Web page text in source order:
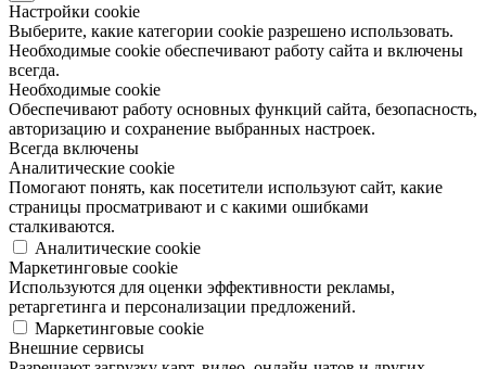
Настройки cookie
Выберите, какие категории cookie разрешено использовать.
Необходимые cookie обеспечивают работу сайта и включены
всегда.
Необходимые cookie
Обеспечивают работу основных функций сайта, безопасность,
авторизацию и сохранение выбранных настроек.
Всегда включены
Аналитические cookie
Помогают понять, как посетители используют сайт, какие
страницы просматривают и с какими ошибками
сталкиваются.
Аналитические cookie
Маркетинговые cookie
Используются для оценки эффективности рекламы,
ретаргетинга и персонализации предложений.
Маркетинговые cookie
Внешние сервисы